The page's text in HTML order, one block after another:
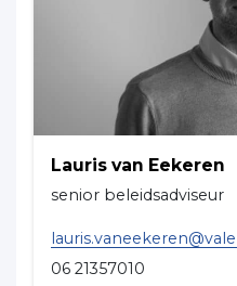
Lauris van Eekeren
senior beleidsadviseur
06 21357010